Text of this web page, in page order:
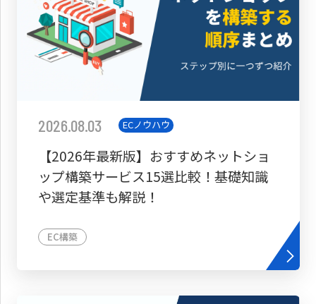
2026.08.03 ECノウハウ
【2026年最新版】おすすめネットショ
ップ構築サービス15選比較！基礎知識
や選定基準も解説！
EC構築